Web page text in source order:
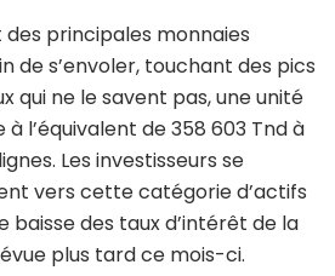
des principales monnaies
de s’envoler, touchant des pics
qui ne le savent pas, une unité
à l’équivalent de 358 603 Tnd à
Les investisseurs se
vers cette catégorie d’actifs
baisse des taux d’intérêt de la
plus tard ce mois-ci.